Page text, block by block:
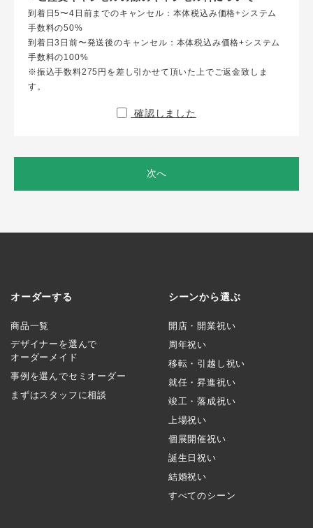
到着日5〜4日前までのキャンセル：本体税込み価格+システム
手数料の50%
到着日3日前〜発送後のキャンセル：本体税込み価格+システム
手数料の100%
※振込手数料275円を差し引かせて頂いた上でご返金致しま
す。
確認しました
次へ
オーダーする
商品一覧
デザイナーを選んで
オーダーメイド
事例を選んでセミオーダー
まずはスタッフに相談
シーンから選ぶ
開店・開業祝い
周年祝い
移転・引越し祝い
就任・昇進祝い
竣工・落成祝い
上場祝い
個展開催祝い
誕生日祝い
結婚祝い
すべてのシーン